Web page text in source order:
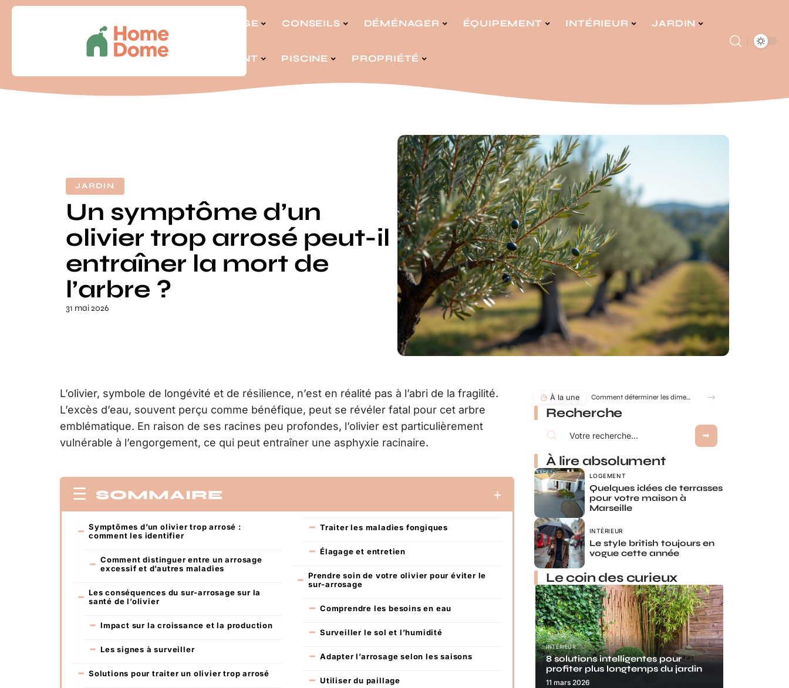
BRICOLAGE CONSEILS DÉMÉNAGER ÉQUIPEMENT INTÉRIEUR JARDIN
LOGEMENT PISCINE PROPRIÉTÉ
JARDIN
Un symptôme d’un
olivier trop arrosé peut-il
entraîner la mort de
l’arbre ?
31 mai 2026
L’olivier, symbole de longévité et de résilience, n’est en réalité pas à l’abri de la fragilité.
L’excès d’eau, souvent perçu comme bénéfique, peut se révéler fatal pour cet arbre
emblématique. En raison de ses racines peu profondes, l’olivier est particulièrement
vulnérable à l’engorgement, ce qui peut entraîner une asphyxie racinaire.
SOMMAIRE
Symptômes d’un olivier trop arrosé :
comment les identifier
Comment distinguer entre un arrosage
excessif et d’autres maladies
Les conséquences du sur-arrosage sur la
santé de l’olivier
Impact sur la croissance et la production
Les signes à surveiller
Solutions pour traiter un olivier trop arrosé
Traiter les maladies fongiques
Élagage et entretien
Prendre soin de votre olivier pour éviter le
sur-arrosage
Comprendre les besoins en eau
Surveiller le sol et l’humidité
Adapter l’arrosage selon les saisons
Utiliser du paillage
À la une Comment déterminer les dimensions d’une cuve de récupération d’eau de pluie ?
Recherche
À lire absolument
LOGEMENT
Quelques idées de terrasses
pour votre maison à
Marseille
INTÉRIEUR
Le style british toujours en
vogue cette année
Le coin des curieux
INTÉRIEUR
8 solutions intelligentes pour
profiter plus longtemps du jardin
11 mars 2026